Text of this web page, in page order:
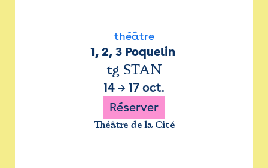
théâtre
1, 2, 3 Poquelin
tg STAN
14 → 17 oct.
Réserver
Théâtre de la Cité